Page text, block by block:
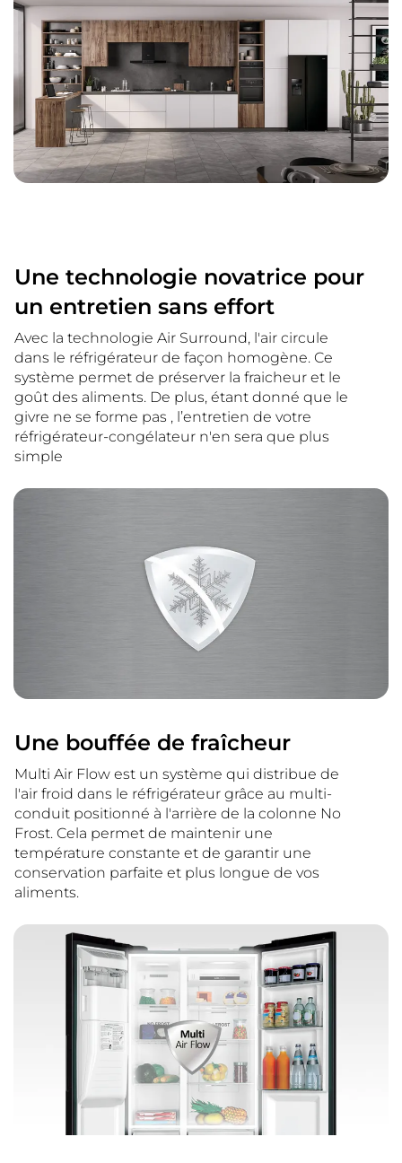
Une technologie novatrice pour
un entretien sans effort
Avec la technologie Air Surround, l'air circule
dans le réfrigérateur de façon homogène. Ce
système permet de préserver la fraicheur et le
goût des aliments. De plus, étant donné que le
givre ne se forme pas , l’entretien de votre
réfrigérateur-congélateur n'en sera que plus
simple
Une bouffée de fraîcheur
Multi Air Flow est un système qui distribue de
l'air froid dans le réfrigérateur grâce au multi-
conduit positionné à l'arrière de la colonne No
Frost. Cela permet de maintenir une
température constante et de garantir une
conservation parfaite et plus longue de vos
aliments.